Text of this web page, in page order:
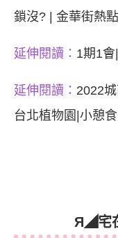
鎖沒? | 金華街熱
延伸閱讀： 1期1
延伸閱讀： 2022
台北植物園|小憩
Я◢ 宅